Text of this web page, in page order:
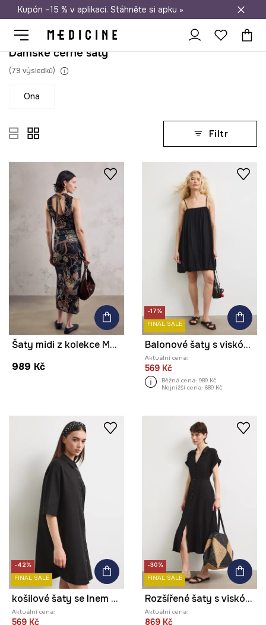
Doprava zdarma při nákupu nad 1 200 Kč
Kupón –15 % v aplikaci. Stáhněte si apku »
Dámské černé šaty
(79 výsledků)
ona
Filtr
Šaty midi z kolekce Mythical Creatures
989 Kč
-17%
FINAL SALE
Balonové šaty s viskózou hladké
Aktuální cena:
569 Kč
Běžná cena: 989 Kč
Nejnižší cena: 689 Kč
-42%
FINAL SALE
košilové šaty se lnem hladké
Aktuální cena:
569 Kč
-30%
FINAL SALE
Rozšířené šaty s viskózou
Aktuální cena:
869 Kč